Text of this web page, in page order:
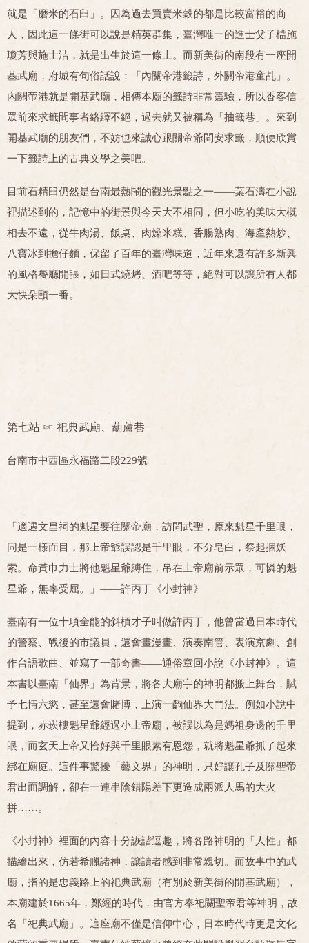
就是「磨米的石臼」。因為過去買賣米穀的都是比較富裕的商
人，因此這一條街可以說是精英群集，臺灣唯一的進士父子檔施
瓊芳與施士洁，就是出生於這一條上。而新美街的南段有一座開
基武廟，府城有句俗話說：「內關帝港籤詩，外關帝港童乩」。
內關帝港就是開基武廟，相傳本廟的籤詩非常靈驗，所以香客信
眾前來求籤問事者絡繹不絕，過去就又被稱為「抽籤巷」。來到
開基武廟的朋友們，不妨也來誠心跟關帝爺問安求籤，順便欣賞
一下籤詩上的古典文學之美吧。
目前石精臼仍然是台南最熱鬧的觀光景點之一——葉石濤在小說
裡描述到的，記憶中的街景與今天大不相同，但小吃的美味大概
相去不遠，從牛肉湯、飯桌、肉燥米糕、香腸熟肉、海產熱炒、
八寶冰到擔仔麵，保留了百年的臺灣味道，近年來還有許多新興
的風格餐廳開張，如日式燒烤、酒吧等等，絕對可以讓所有人都
大快朵頤一番。
第七站 ☞ 祀典武廟、葫蘆巷
台南市中西區永福路二段229號
「適遇文昌祠的魁星要往關帝廟，訪問武聖，原來魁星千里眼，
同是一樣面目，那上帝爺誤認是千里眼，不分皂白，祭起捆妖
索。命黃巾力士將他魁星爺縛住，吊在上帝廟前示眾，可憐的魁
星爺，無辜受屈。」——許丙丁《小封神》
臺南有一位十項全能的斜槓才子叫做許丙丁，他曾當過日本時代
的警察、戰後的市議員，還會畫漫畫、演奏南管、表演京劇、創
作台語歌曲、並寫了一部奇書——通俗章回小說《小封神》。這
本書以臺南「仙界」為背景，將各大廟宇的神明都搬上舞台，賦
予七情六慾，甚至還會賭博，上演一齣仙界大鬥法。例如小說中
提到，赤崁樓魁星爺經過小上帝廟，被誤以為是媽祖身邊的千里
眼，而玄天上帝又恰好與千里眼素有恩怨，就將魁星爺抓了起來
綁在廟庭。這件事驚擾「藝文界」的神明，只好讓孔子及關聖帝
君出面調解，卻在一連串陰錯陽差下更造成兩派人馬的大火
拼……。
《小封神》裡面的內容十分詼諧逗趣，將各路神明的「人性」都
描繪出來，仿若希臘諸神，讓讀者感到非常親切。而故事中的武
廟，指的是忠義路上的祀典武廟（有別於新美街的開基武廟），
本廟建於1665年，鄭經的時代，由官方奉祀關聖帝君等神明，故
名「祀典武廟」。這座廟不僅是信仰中心，日本時代時更是文化